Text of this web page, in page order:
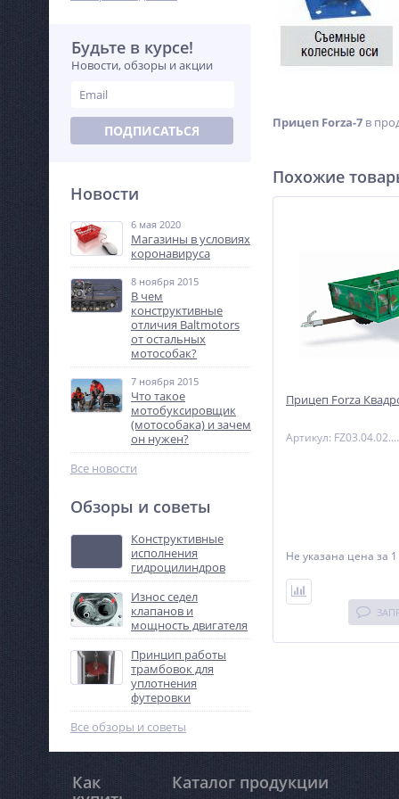
Будьте в курсе!
Новости, обзоры и акции
ПОДПИСАТЬСЯ
Новости
6 мая 2020
Магазины в условиях
коронавируса
8 ноября 2015
В чем
конструктивные
отличия Baltmotors
от остальных
мотособак?
7 ноября 2015
Что такое
мотобуксировщик
(мотособака) и зачем
он нужен?
Все новости
Обзоры и советы
Конструктивные
исполнения
гидроцилиндров
Износ седел
клапанов и
мощность двигателя
Принцип работы
трамбовок для
уплотнения
футеровки
Все обзоры и советы
Прицеп Forza-7 в
Похожие
Прицеп Forza
Артикул: FZ03.04.02.000
Не указана цена за 1
Как Каталог продукции